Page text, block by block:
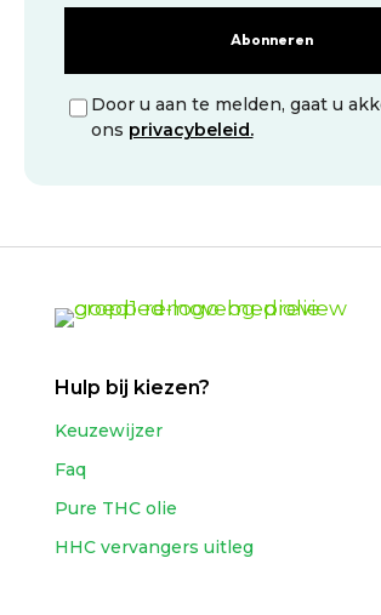
Abonneren
Door u aan te melden, gaat u
ons privacybeleid.
Hulp bij kiezen?
Keuzewijzer
Faq
Pure THC olie
HHC vervangers uitleg